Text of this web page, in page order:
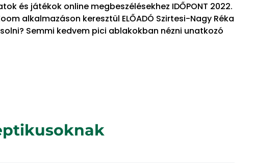
és játékok online megbeszélésekhez IDŐPONT 2022.
alkalmazáson keresztül ELŐADÓ Szirtesi-Nagy Réka
Semmi kedvem pici ablakokban nézni unatkozó